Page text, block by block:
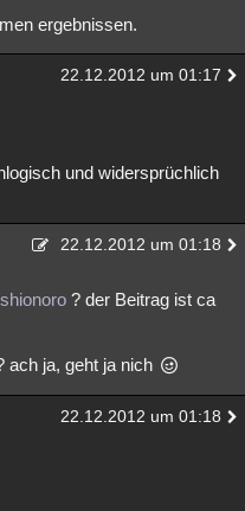
ergebnissen.
22.12.2012 um 01:17
und widersprüchlich
22.12.2012 um 01:18
? der Beitrag ist ca
ach ja, geht ja nich
22.12.2012 um 01:18